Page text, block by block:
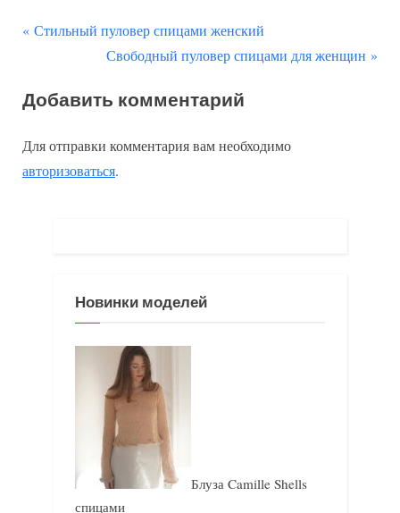
Навигация
записям
П
д
д
у
Стильный пуловер спицами женский
С
е
у
ю
а
ь
Свободный пуловер спицами для женщин
Добавить комментарий
Для отправки комментария вам необходимо
авторизоваться.
Новинки моделей
Блуза Camille Shells
спицами